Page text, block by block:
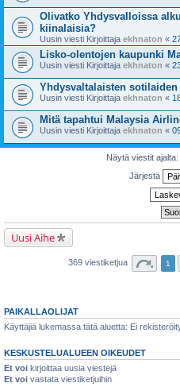
Olivatko Yhdysvalloissa
kiinalaisia?
Uusin viesti Kirjoittaja ekhnaton «
Lisko-olentojen kaupunki
Uusin viesti Kirjoittaja ekhnaton «
Yhdysvaltalaisten
Uusin viesti Kirjoittaja ekhnaton «
Mitä tapahtui Malaysia
Uusin viesti Kirjoittaja ekhnaton «
Näytä viestit ajalta:
Järjestä
Uusi Aihe
369 viestiketjua 1
PAIKALLAOLIJAT
Käyttäjiä lukemassa tätä aluetta: Ei
KESKUSTELUALUEEN OIKEUDET
Et voi kirjoittaa uusia viestejä
Et voi vastata viestiketjuihin